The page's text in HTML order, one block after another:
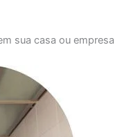
sua casa ou empresa